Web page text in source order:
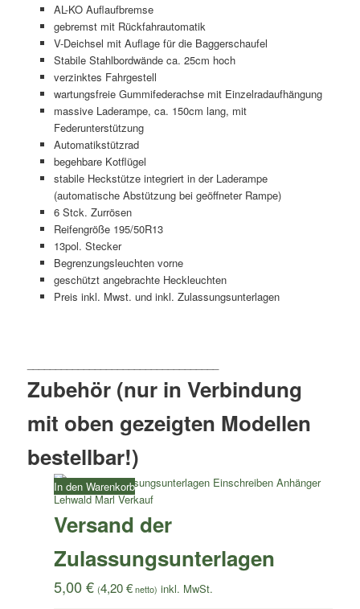
AL-KO Auflaufbremse
gebremst mit Rückfahrautomatik
V-Deichsel mit Auflage für die Baggerschaufel
Stabile Stahlbordwände ca. 25cm hoch
verzinktes Fahrgestell
wartungsfreie Gummifederachse mit Einzelradaufhängung
massive Laderampe, ca. 150cm lang, mit
Federunterstützung
Automatikstützrad
begehbare Kotflügel
stabile Heckstütze integriert in der Laderampe
(automatische Abstützung bei geöffneter Rampe)
6 Stck. Zurrösen
Reifengröße 195/50R13
13pol. Stecker
Begrenzungsleuchten vorne
geschützt angebrachte Heckleuchten
Preis inkl. Mwst. und inkl. Zulassungsunterlagen
Zubehör (nur in Verbindung
mit oben gezeigten Modellen
bestellbar!)
Versand der
Zulassungsunterlagen
5,00€ (4,20€netto)
In den Warenkorb